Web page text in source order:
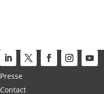
Presse
Contact